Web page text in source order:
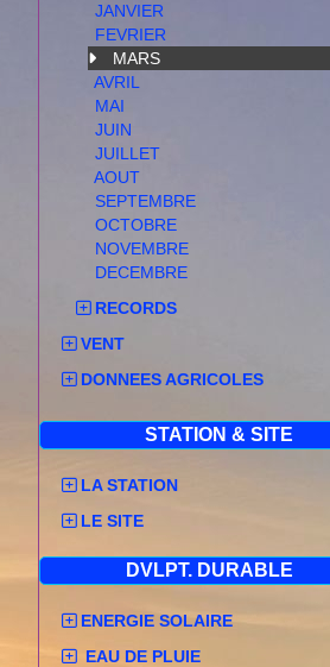
JANVIER
FEVRIER
MARS
AVRIL
MAI
JUIN
JUILLET
AOUT
SEPTEMBRE
OCTOBRE
NOVEMBRE
DECEMBRE
RECORDS
VENT
DONNEES AGRICOLES
STATION & SITE
LA STATION
LE SITE
DVLPT. DURABLE
ENERGIE SOLAIRE
EAU DE PLUIE